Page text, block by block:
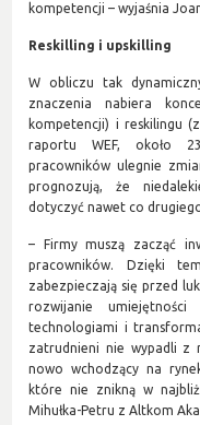
kompetencji – wyjaśnia
Reskilling i upskilling
W obliczu tak
znaczenia nabiera
kompetencji) i reskilingu
raportu WEF, około
pracowników ulegnie
prognozują, że
dotyczyć nawet co
– Firmy muszą zacząć
pracowników. Dzięki
zabezpieczają się przed
rozwijanie
technologiami i
zatrudnieni nie wypadli z
nowo wchodzący na
które nie znikną w
Mihułka-Petru z Altkom